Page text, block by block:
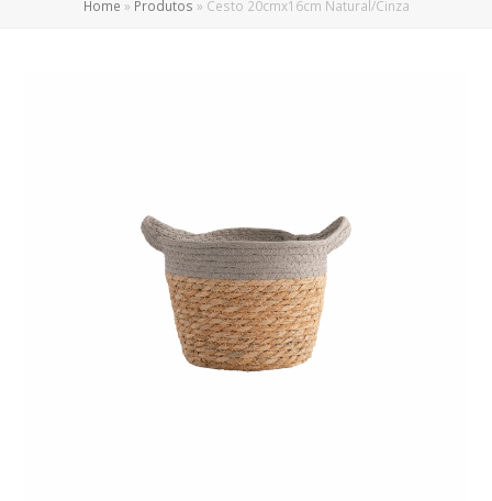
Home » Produtos » Cesto 20cmx16cm Natural/Cinza